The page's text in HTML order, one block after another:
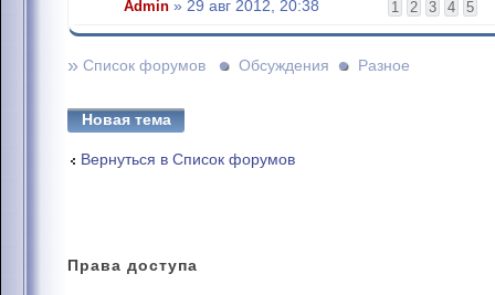
1 2 3 4 5
Admin » 29 авг 2012, 20:38
» Список форумов Обсуждения Разное
Новая тема
Вернуться в Список форумов
Права доступа